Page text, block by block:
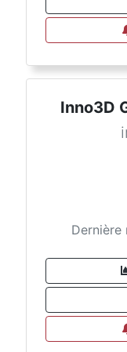
Inno3D
Dernière